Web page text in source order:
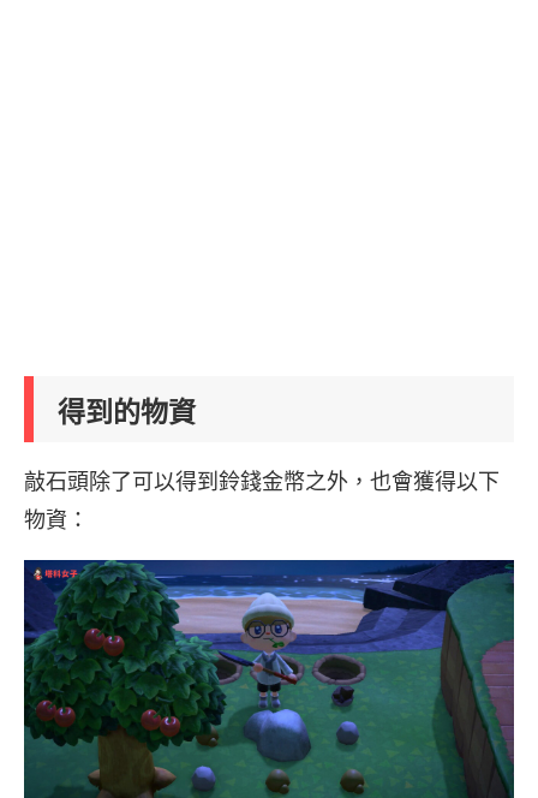
得到的物資
敲石頭除了可以得到鈴錢金幣之外，也會獲得以下
物資：